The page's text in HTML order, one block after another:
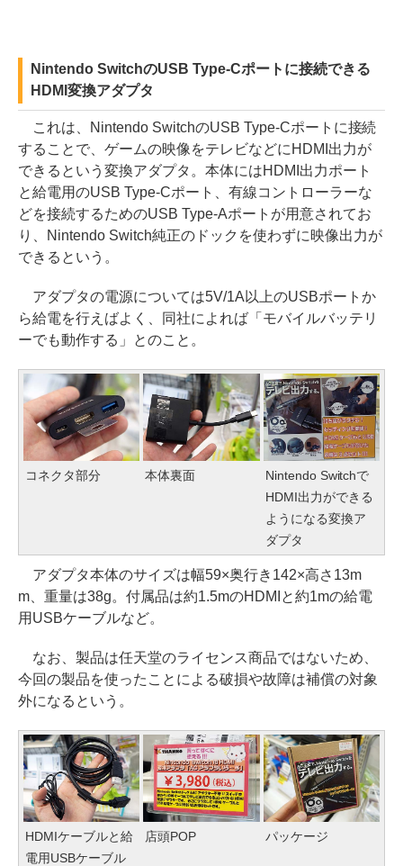
Nintendo SwitchのUSB Type-Cポートに接続できる
HDMI変換アダプタ
これは、Nintendo SwitchのUSB Type-Cポートに接続
することで、ゲームの映像をテレビなどにHDMI出力が
できるという変換アダプタ。本体にはHDMI出力ポート
と給電用のUSB Type-Cポート、有線コントローラーな
どを接続するためのUSB Type-Aポートが用意されてお
り、Nintendo Switch純正のドックを使わずに映像出力が
できるという。
アダプタの電源については5V/1A以上のUSBポートか
ら給電を行えばよく、同社によれば「モバイルバッテリ
ーでも動作する」とのこと。
コネクタ部分 本体裏面
Nintendo Switchで
HDMI出力ができる
ようになる変換ア
ダプタ
アダプタ本体のサイズは幅59×奥行き142×高さ13m
m、重量は38g。付属品は約1.5mのHDMIと約1mの給電
用USBケーブルなど。
なお、製品は任天堂のライセンス商品ではないため、
今回の製品を使ったことによる破損や故障は補償の対象
外になるという。
HDMIケーブルと給
電用USBケーブル
店頭POP パッケージ